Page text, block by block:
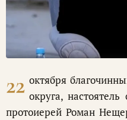
22 октября
округа,
протоиерей Роман